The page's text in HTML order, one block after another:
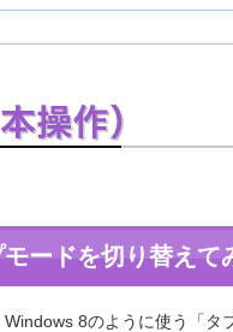
ードを切り替えて
8のように使う「タ